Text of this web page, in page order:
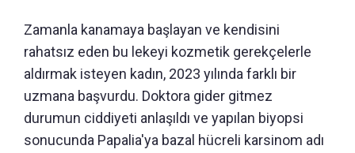
Zamanla kanamaya başlayan ve kendisini
rahatsız eden bu lekeyi kozmetik gerekçelerle
aldırmak isteyen kadın, 2023 yılında farklı bir
uzmana başvurdu. Doktora gider gitmez
durumun ciddiyeti anlaşıldı ve yapılan biyopsi
sonucunda Papalia'ya bazal hücreli karsinom adı